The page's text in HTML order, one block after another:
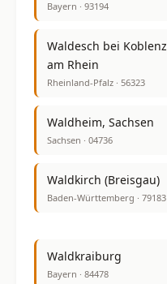
Bayern · 93194
Waldesch bei Koblenz
am Rhein
Rheinland-Pfalz · 56323
Waldheim, Sachsen
Sachsen · 04736
Waldkirch (Breisgau)
Baden-Württemberg · 79183
Waldkraiburg
Bayern · 84478